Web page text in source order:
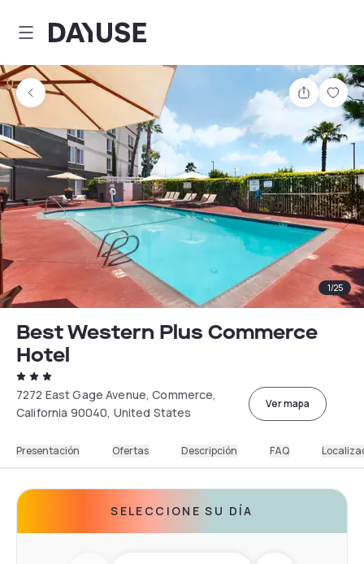
Dayuse
1/25
Best Western Plus Commerce
Hotel
7272 East Gage Avenue, Commerce,
California 90040, United States
Ver mapa
Presentación Ofertas Descripción FAQ
SELECCIONE SU DÍA